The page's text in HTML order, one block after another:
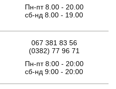
Пн-пт 8.00 - 20.00
сб-нд 8.00 - 19.00
067 381 83 56
(0382) 77 96 71
Пн-пт 8:00 - 20:00
сб-нд 9:00 - 20:00